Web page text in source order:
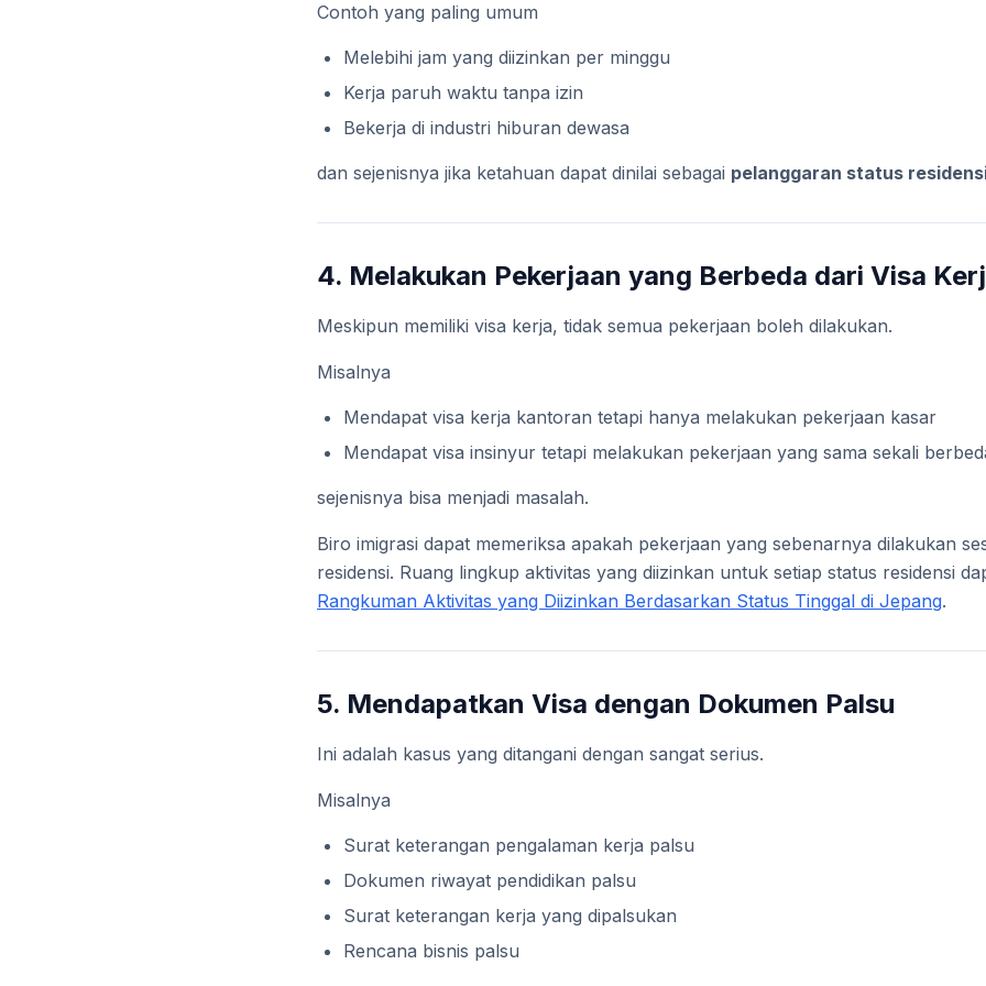
Contoh yang paling umum
Melebihi jam yang diizinkan per minggu
Kerja paruh waktu tanpa izin
Bekerja di industri hiburan dewasa
dan sejenisnya jika ketahuan dapat dinilai sebagai pelanggaran status
4. Melakukan Pekerjaan yang Berbeda dari Visa
Meskipun memiliki visa kerja, tidak semua pekerjaan boleh dilakukan.
Misalnya
Mendapat visa kerja kantoran tetapi hanya melakukan pekerjaan kasar
Mendapat visa insinyur tetapi melakukan pekerjaan yang sama sekali
sejenisnya bisa menjadi masalah.
Biro imigrasi dapat memeriksa apakah pekerjaan yang sebenarnya dilakukan
residensi. Ruang lingkup aktivitas yang diizinkan untuk setiap status residensi
Rangkuman Aktivitas yang Diizinkan Berdasarkan Status Tinggal di Jepang.
5. Mendapatkan Visa dengan Dokumen Palsu
Ini adalah kasus yang ditangani dengan sangat serius.
Misalnya
Surat keterangan pengalaman kerja palsu
Dokumen riwayat pendidikan palsu
Surat keterangan kerja yang dipalsukan
Rencana bisnis palsu